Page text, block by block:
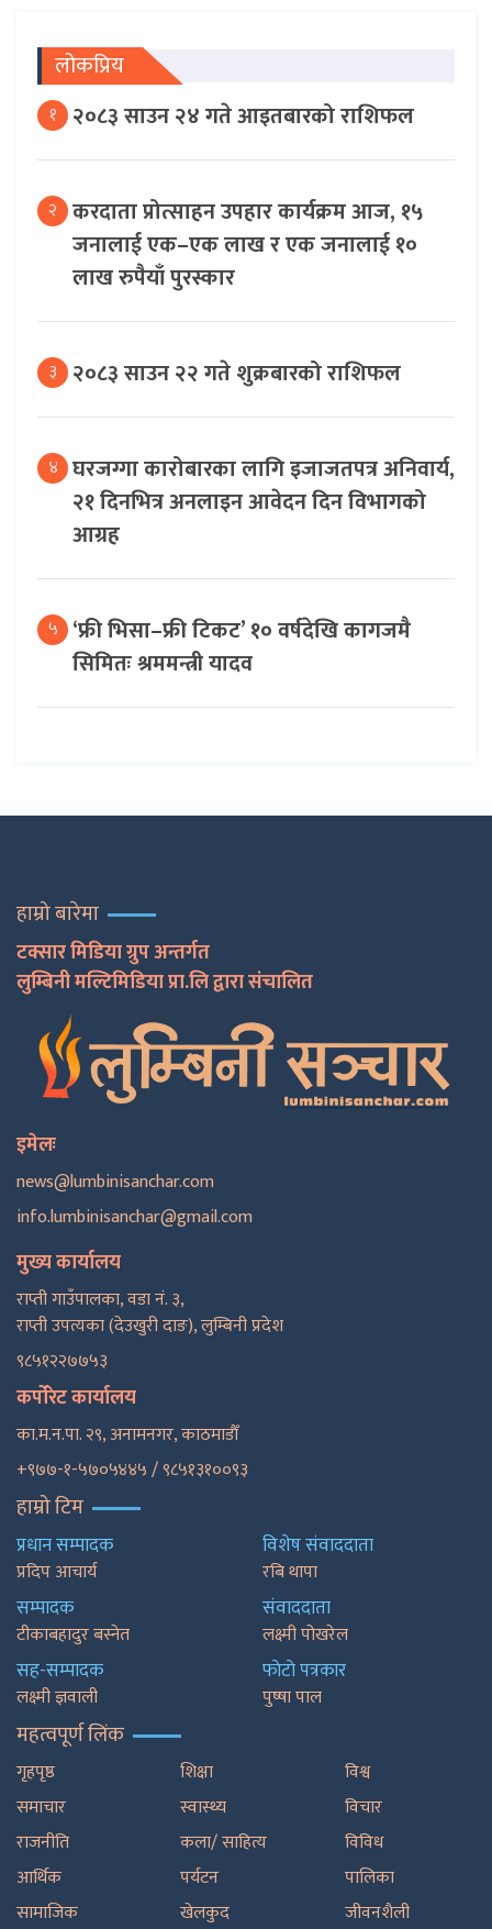
लोकप्रिय
१ २०८३ साउन २४ गते आइतबारको राशिफल
२ करदाता प्रोत्साहन उपहार कार्यक्रम आज, १५
जनालाई एक–एक लाख र एक जनालाई १०
लाख रुपैयाँ पुरस्कार
३ २०८३ साउन २२ गते शुक्रबारको राशिफल
४ घरजग्गा कारोबारका लागि इजाजतपत्र अनिवार्य,
२१ दिनभित्र अनलाइन आवेदन दिन विभागको
आग्रह
५ ‘फ्री भिसा–फ्री टिकट’ १० वर्षदेखि कागजमै
सिमितः श्रममन्त्री यादव
हाम्रो बारेमा
टक्सार मिडिया ग्रुप अन्तर्गत
लुम्बिनी मल्टिमिडिया प्रा.लि द्वारा संचालित
इमेलः
news@lumbinisanchar.com
info.lumbinisanchar@gmail.com
मुख्य कार्यालय
राप्ती गाउँपालका, वडा नं. ३,
राप्ती उपत्यका (देउखुरी दाङ), लुम्बिनी प्रदेश
९८५१२२७७५३
कर्पोरेट कार्यालय
का.म.न.पा. २९, अनामनगर, काठमाडाैँ
+९७७-१-५७०५४४५ / ९८५१३१००९३
हाम्रो टिम
प्रधान सम्पादक
प्रदिप आचार्य
सम्पादक
टीकाबहादुर बस्नेत
सह-सम्पादक
लक्ष्मी ज्ञवाली
विशेष संवाददाता
रबि थापा
संवाददाता
लक्ष्मी पोखरेल
फाेटाे पत्रकार
पुष्षा पाल
महत्वपूर्ण लिंक
गृहपृष्ठ
समाचार
राजनीति
आर्थिक
सामाजिक
शिक्षा
स्वास्थ्य
कला/ साहित्य
पर्यटन
खेलकुद
विश्व
विचार
विविध
पालिका
जीवनशैली